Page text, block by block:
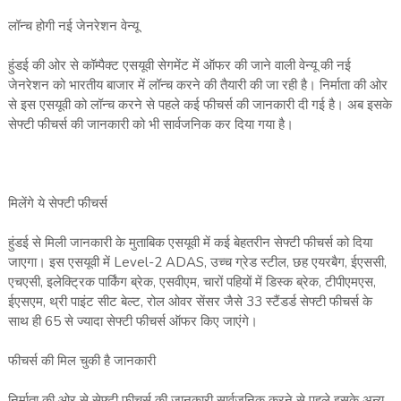
लॉन्‍च होगी नई जेनरेशन वेन्‍यू
हुंडई की ओर से कॉम्‍पैक्‍ट एसयूवी सेगमेंट में ऑफर की जाने वाली वेन्‍यू की नई
जेनरेशन को भारतीय बाजार में लॉन्‍च करने की तैयारी की जा रही है। निर्माता की ओर
से इस एसयूवी को लॉन्‍च करने से पहले कई फीचर्स की जानकारी दी गई है। अब इसके
सेफ्टी फीचर्स की जानकारी को भी सार्वजनिक कर दिया गया है।
मिलेंगे ये सेफ्टी फीचर्स
हुंडई से मिली जानकारी के मुताबिक एसयूवी में कई बेहतरीन सेफ्टी फीचर्स को दिया
जाएगा। इस एसयूवी में Level-2 ADAS, उच्‍च ग्रेड स्‍टील, छह एयरबैग, ईएससी,
एचएसी, इलेक्‍ट्रिक पार्किंग ब्रेक, एसवीएम, चारों पहियों में डिस्‍क ब्रेक, टीपीएमएस,
ईएसएम, थ्री पाइंट सीट बेल्‍ट, रोल ओवर सेंसर जैसे 33 स्‍टैंडर्ड सेफ्टी फीचर्स के
साथ ही 65 से ज्‍यादा सेफ्टी फीचर्स ऑफर किए जाएंगे।
फीचर्स की मिल चुकी है जानकारी